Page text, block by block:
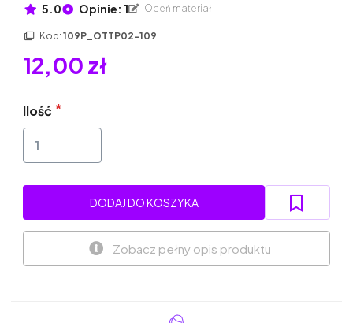
5.0 Opinie: 1 Oceń materiał
Kod: 109P_OTTP02-109
12,00 zł
Ilość
DODAJ DO KOSZYKA
Zobacz pełny opis produktu